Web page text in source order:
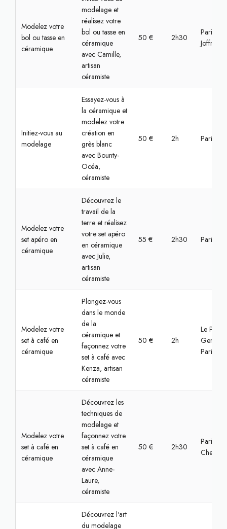
Modelez votre
bol ou tasse en
céramique
modelage et
réalisez votre
bol ou tasse en
céramique
avec Camille,
artisan
céramiste
50 € 2h30
Paris,
Joffrin
Initiez-vous au
modelage
Essayez-vous à
la céramique et
modelez votre
création en
grès blanc
avec Bounty-
Océa,
céramiste
50 € 2h Paris,
Modelez votre
set apéro en
céramique
Découvrez le
travail de la
terre et réalisez
votre set apéro
en céramique
avec Julie,
artisan
céramiste
55 € 2h30 Paris,
Modelez votre
set à café en
céramique
Plongez-vous
dans le monde
de la
céramique et
façonnez votre
set à café avec
Kenza, artisan
céramiste
50 € 2h
Le Pré-
Gervais,
Paris
Modelez votre
set à café en
céramique
Découvrez les
techniques de
modelage et
façonnez votre
set à café en
céramique
avec Anne-
Laure,
céramiste
50 € 2h30
Paris,
Chemin
Découvrez l'art
du modelage